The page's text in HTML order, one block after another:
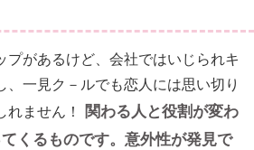
プがあるけど、会社ではいじられキ
、一見ク－ルでも恋人には思い切り
ません！
関わる人と役割が変わ
くるものです。意外性が発見で